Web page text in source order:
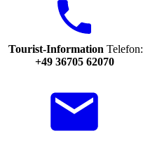
Tourist-Information Telefon:
+49 36705 62070